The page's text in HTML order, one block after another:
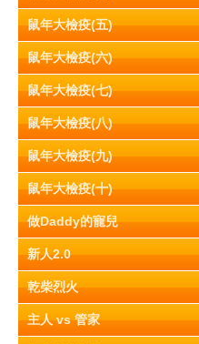
鼠年大檢疫(五)
鼠年大檢疫(六)
鼠年大檢疫(七)
鼠年大檢疫(八)
鼠年大檢疫(九)
鼠年大檢疫(十)
做Daddy的寵兒
新人2.0
乾柴烈火
主人 vs 管家